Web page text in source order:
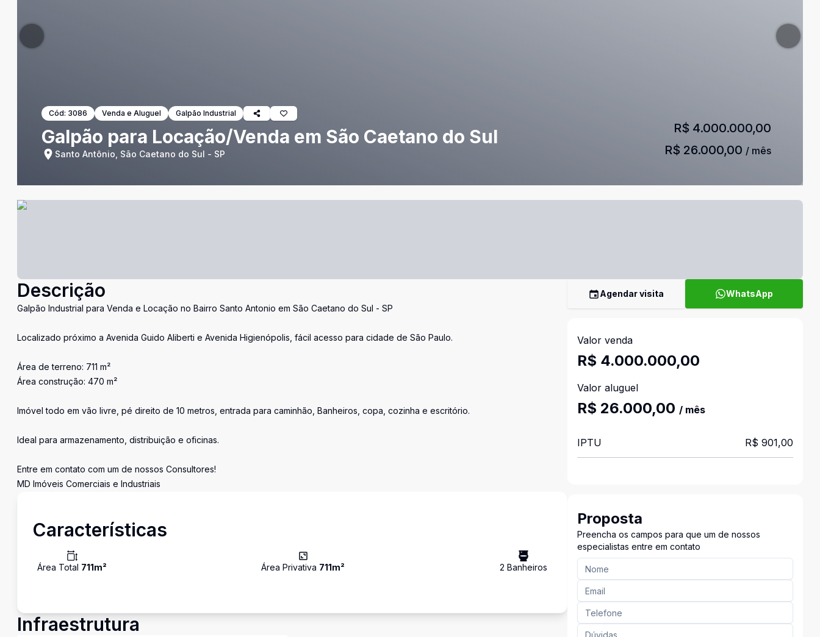
Cód: 3086 Venda e Aluguel Galpão Industrial
Galpão para Locação/Venda em São Caetano do Sul
Santo Antônio, São Caetano do Sul - SP
R$ 4.000.000,00
R$ 26.000,00 / mês
Descrição
Galpão Industrial para Venda e Locação no Bairro Santo Antonio em São Caetano do Sul - SP
Localizado próximo a Avenida Guido Aliberti e Avenida Higienópolis, fácil acesso para cidade de São Paulo.
Área de terreno: 711 m²
Área construção: 470 m²
Imóvel todo em vão livre, pé direito de 10 metros, entrada para caminhão, Banheiros, copa, cozinha e escritório.
Ideal para armazenamento, distribuição e oficinas.
Entre em contato com um de nossos Consultores!
MD Imóveis Comerciais e Industriais
Características
Área Total 711m² Área Privativa 711m² 2 Banheiros
Infraestrutura
Agendar visita WhatsApp
Valor venda
R$ 4.000.000,00
Valor aluguel
R$ 26.000,00 / mês
IPTU R$ 901,00
Proposta
Preencha os campos para que um de nossos
especialistas entre em contato